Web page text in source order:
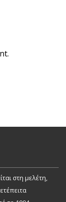
στη μελέτη,